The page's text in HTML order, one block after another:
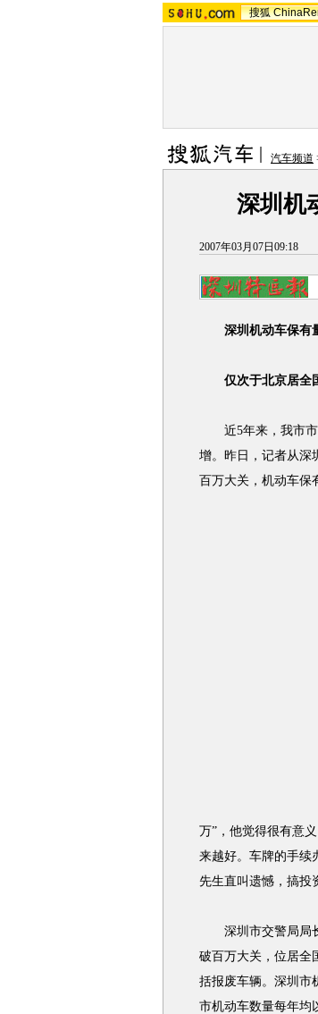
搜狐
汽车频道
深圳机
2007年03月07日09:18
深圳机动车保有
仅次于北京居全国
近5年来，我市市
增。昨日，记者从深
百万大关，机动车保
万”，他觉得很有意
来越好。车牌的手续
先生直叫遗憾，搞投
深圳市交警局局长
破百万大关，位居全
括报废车辆。深圳市
市机动车数量每年均